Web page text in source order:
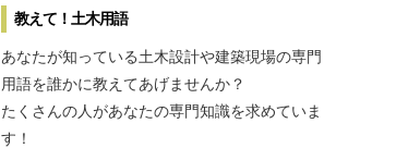
教えて！土木用語
あなたが知っている土木設計や建築現場の専門
用語を誰かに教えてあげませんか？
たくさんの人があなたの専門知識を求めていま
す！